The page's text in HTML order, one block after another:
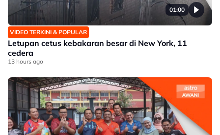
01:00
VIDEO TERKINI & POPULAR
Letupan cetus kebakaran besar di New York, 11
cedera
13 hours ago